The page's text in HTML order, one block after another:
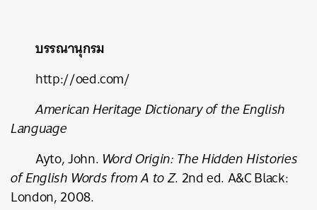
บรรณานุกรม
http://oed.com/
American Heritage Dictionary of the English
Language
Ayto, John. Word Origin: The Hidden Histories
of English Words from A to Z. 2nded. A&C Black:
London, 2008.